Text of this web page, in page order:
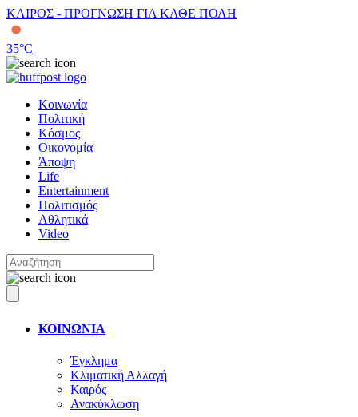
ΚΑΙΡΟΣ - ΠΡΟΓΝΩΣΗ ΓΙΑ ΚΑΘΕ ΠΟΛΗ
35°C
Κοινωνία
Πολιτική
Κόσμος
Οικονομία
Άποψη
Life
Entertainment
Πολιτισμός
Αθλητικά
Video
ΚΟΙΝΩΝΙΑ
Έγκλημα
Κλιματική Αλλαγή
Καιρός
Ανακύκλωση